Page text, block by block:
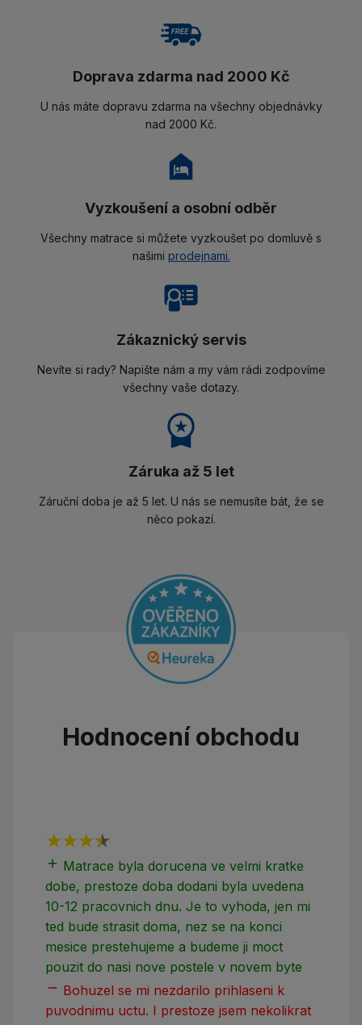
Doprava zdarma nad 2000 Kč
U nás máte dopravu zdarma na všechny objednávky
nad 2000 Kč.
Vyzkoušení a osobní odběr
Všechny matrace si můžete vyzkoušet po domluvě s
našimi prodejnami.
Zákaznický servis
Nevíte si rady? Napište nám a my vám rádi zodpovíme
všechny vaše dotazy.
Záruka až 5 let
Záruční doba je až 5 let. U nás se nemusíte bát, že se
něco pokazí.
Hodnocení obchodu
add Matrace byla dorucena ve velmi kratke
dobe, prestoze doba dodani byla uvedena
10-12 pracovnich dnu. Je to vyhoda, jen mi
ted bude strasit doma, nez se na konci
mesice prestehujeme a budeme ji moct
pouzit do nasi nove postele v novem byte
remove Bohuzel se mi nezdarilo prihlaseni k
puvodnimu uctu. I prestoze jsem nekolikrat